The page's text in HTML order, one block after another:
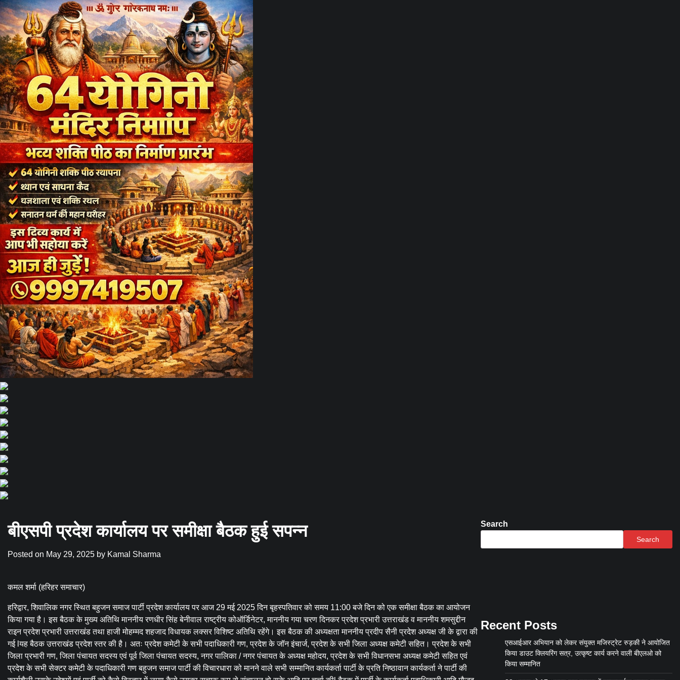
बीएसपी प्रदेश कार्यालय पर समीक्षा बैठक हुई सपन्न
Posted on May 29, 2025 by Kamal Sharma
कमल शर्मा (हरिहर समाचार)
हरिद्वार, शिवालिक नगर स्थित बहुजन समाज पार्टी प्रदेश कार्यालय पर आज 29 मई 2025 दिन बृहस्पतिवार को समय 11:00 बजे दिन को एक समीक्षा बैठक का आयोजन
किया गया है। इस बैठक के मुख्य अतिथि माननीय रणधीर सिंह बेनीवाल राष्ट्रीय कोऑर्डिनेटर, माननीय गया चरण दिनकर प्रदेश प्रभारी उत्तराखंड व माननीय शमसुद्दीन
राइन प्रदेश प्रभारी उत्तराखंड तथा हाजी मोहम्मद शहजाद विधायक लक्सर विशिष्ट अतिथि रहेंगे। इस बैठक की अध्यक्षता माननीय प्रदीप सैनी प्रदेश अध्यक्ष जी के द्वारा की
गई lयह बैठक उत्तराखंड प्रदेश स्तर की है। अतः प्रदेश कमेटी के सभी पदाधिकारी गण, प्रदेश के जॉन इंचार्ज, प्रदेश के सभी जिला अध्यक्ष कमेटी सहित। प्रदेश के सभी
जिला प्रभारी गण, जिला पंचायत सदस्य एवं पूर्व जिला पंचायत सदस्य, नगर पालिका / नगर पंचायत के अध्यक्ष महोदय, प्रदेश के सभी विधानसभा अध्यक्ष कमेटी सहित एवं
प्रदेश के सभी सेक्टर कमेटी के पदाधिकारी गण बहुजन समाज पार्टी की विचारधारा को मानने वाले सभी सम्मानित कार्यकर्ता पार्टी के प्रति निष्ठावान कार्यकर्ता ने पार्टी की
Search
Search
Recent Posts
एसआईआर अभियान को लेकर संयुक्त मजिस्ट्रेट रुड़की ने आयोजित
किया डाउट क्लियरिंग सत्र, उत्कृष्ट कार्य करने वाली बीएलओ को
किया सम्मानित